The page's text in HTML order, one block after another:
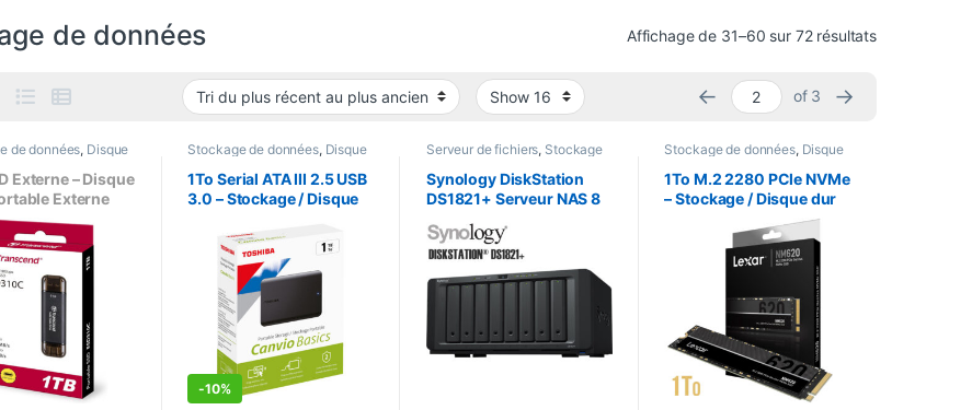
de données Affichage de 31–60 sur 72 résultatsTrié du plus
← of 3 →
de données, Disque
Externe – Disque
Externe
Stockage de données, Disque
1To Serial ATA III 2.5 USB
3.0 – Stockage / Disque
Canvio Basics
-10%
Serveur de fichiers, Stockage
Synology DiskStation
DS1821+ Serveur NAS 8
DDR4 – AMD Ryzen
V1500B + Disque HDD
64To (8 x 8To HDD)
Stockage de données, Disque
1To M.2 2280 PCle NVMe
– Stockage / Disque dur
SSD Interne – Lexar